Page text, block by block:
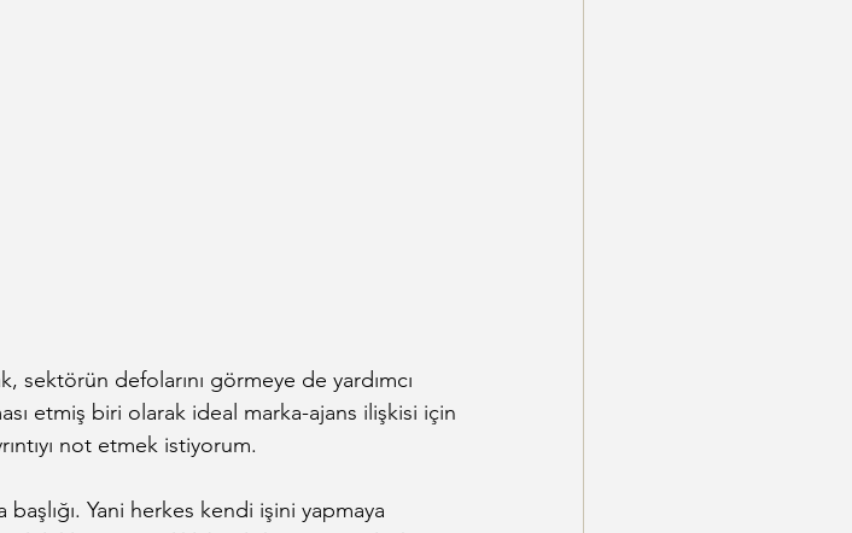
sektörün defolarını görmeye de yardımcı
etmiş biri olarak ideal marka-ajans ilişkisi için
not etmek istiyorum.
başlığı. Yani herkes kendi işini yapmaya